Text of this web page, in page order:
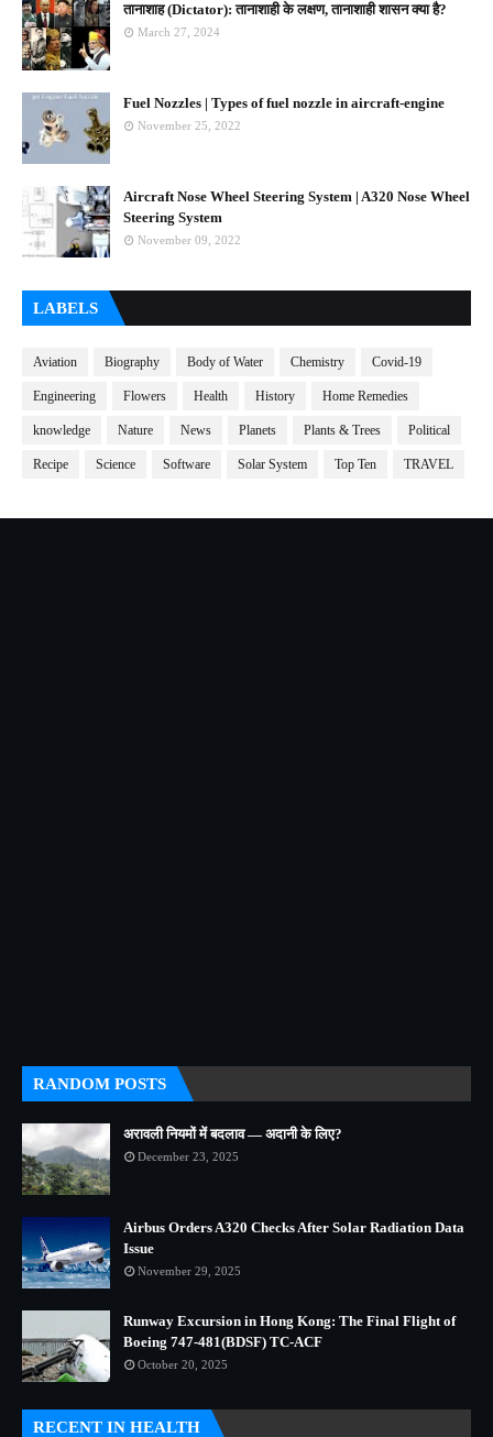
तानाशाह (Dictator): तानाशाही के लक्षण, तानाशाही शासन क्या है?
March 27, 2024
Fuel Nozzles | Types of fuel nozzle in aircraft-engine
November 25, 2022
Aircraft Nose Wheel Steering System | A320 Nose Wheel
Steering System
November 09, 2022
LABELS
Aviation Biography Body of Water Chemistry Covid-19
Engineering Flowers Health History Home Remedies
knowledge Nature News Planets Plants & Trees Political
Recipe Science Software Solar System Top Ten TRAVEL
RANDOM POSTS
अरावली नियमों में बदलाव — अदानी के लिए?
December 23, 2025
Airbus Orders A320 Checks After Solar Radiation Data
Issue
November 29, 2025
Runway Excursion in Hong Kong: The Final Flight of
Boeing 747-481(BDSF) TC-ACF
October 20, 2025
RECENT IN HEALTH